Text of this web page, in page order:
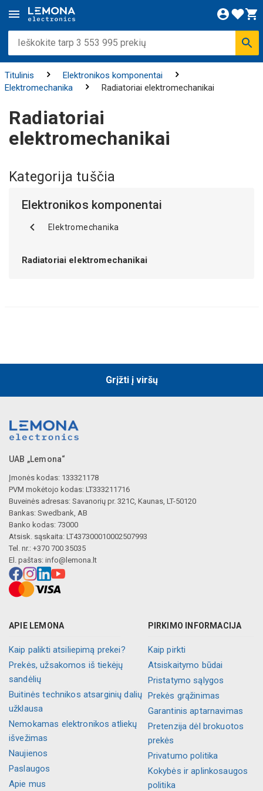
Titulinis
Elektronikos komponentai
Elektromechanika
Radiatoriai elektromechanikai
Radiatoriai
elektromechanikai
Kategorija tuščia
Elektronikos komponentai
Elektromechanika
Radiatoriai elektromechanikai
Grįžti į viršų
UAB „Lemona“
Įmonės kodas: 133321178
PVM mokėtojo kodas: LT333211716
Buveinės adresas: Savanorių pr. 321C, Kaunas, LT-50120
Bankas: Swedbank, AB
Banko kodas: 73000
Atsisk. sąskaita: LT437300010002507993
Tel. nr.: +370 700 35035
El. paštas: info@lemona.lt
APIE LEMONA
Kaip palikti atsiliepimą prekei?
Prekės, užsakomos iš tiekėjų
sandėlių
Buitinės technikos atsarginių dalių
užklausa
Nemokamas elektronikos atliekų
išvežimas
Naujienos
Paslaugos
Apie mus
PIRKIMO INFORMACIJA
Kaip pirkti
Atsiskaitymo būdai
Pristatymo sąlygos
Prekės grąžinimas
Garantinis aptarnavimas
Pretenzija dėl brokuotos
prekės
Privatumo politika
Kokybės ir aplinkosaugos
politika